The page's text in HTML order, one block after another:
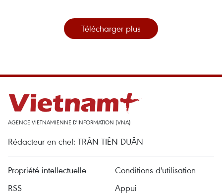
Télécharger plus
AGENCE VIETNAMIENNE D'INFORMATION (VNA)
Rédacteur en chef: TRÂN TIÊN DUÂN
Propriété intellectuelle
Conditions d'utilisation
RSS
Appui